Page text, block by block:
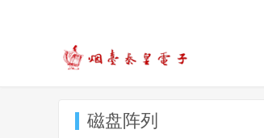
磁盘阵列